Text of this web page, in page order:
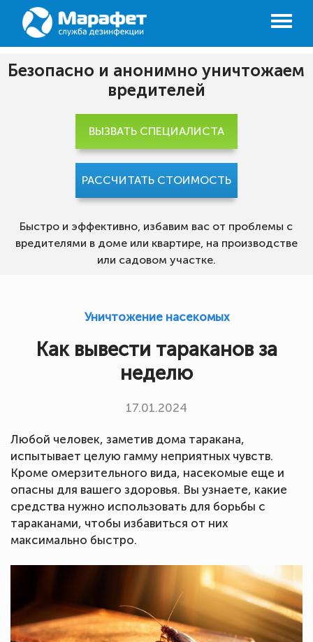
Безопасно и анонимно уничтожаем
вредителей
Быстро и эффективно, избавим вас от проблемы с
вредителями в доме или квартире, на производстве
или садовом участке.
ВЫЗВАТЬ СПЕЦИАЛИСТА
РАССЧИТАТЬ СТОИМОСТЬ
Уничтожение насекомых
Как вывести тараканов за
неделю
17.01.2024
Любой человек, заметив дома таракана,
испытывает целую гамму неприятных чувств.
Кроме омерзительного вида, насекомые еще и
опасны для вашего здоровья. Вы узнаете, какие
средства нужно использовать для борьбы с
тараканами, чтобы избавиться от них
максимально быстро.